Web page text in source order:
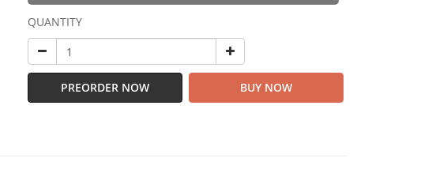
QUANTITY
PREORDER NOW BUY NOW